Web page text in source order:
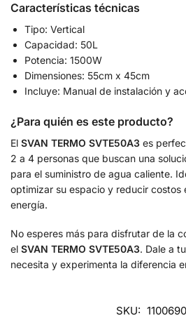
Características técnicas
Tipo: Vertical
Capacidad: 50L
Potencia: 1500W
Dimensiones: 55cm x 45cm
Incluye: Manual de instalación y
¿Para quién es este producto?
El SVAN TERMO SVTE50A3 es
2 a 4 personas que buscan una
para el suministro de agua caliente.
optimizar su espacio y reducir costos
energía.
No esperes más para disfrutar de la
el SVAN TERMO SVTE50A3. Dale a
necesita y experimenta la diferencia
SKU: